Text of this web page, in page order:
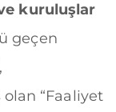
kuruluşlar
geçen
olan “Faaliyet